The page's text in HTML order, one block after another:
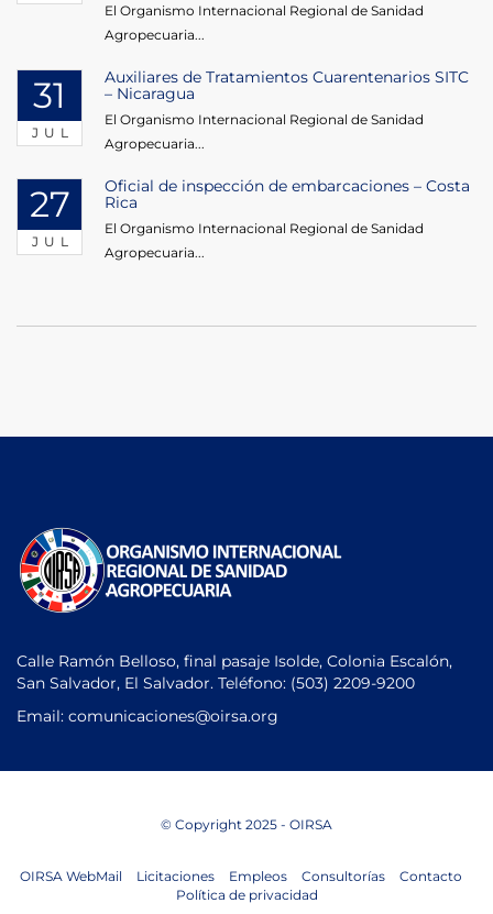
El Organismo Internacional Regional de Sanidad
Agropecuaria...
31
JUL
Auxiliares de Tratamientos Cuarentenarios SITC
– Nicaragua
El Organismo Internacional Regional de Sanidad
Agropecuaria...
27
JUL
Oficial de inspección de embarcaciones – Costa
Rica
El Organismo Internacional Regional de Sanidad
Agropecuaria...
Calle Ramón Belloso, final pasaje Isolde, Colonia Escalón,
San Salvador, El Salvador. Teléfono: (503) 2209-9200
Email: comunicaciones@oirsa.org
© Copyright 2025 - OIRSA
OIRSA WebMail Licitaciones Empleos Consultorías
Contacto
Política de privacidad